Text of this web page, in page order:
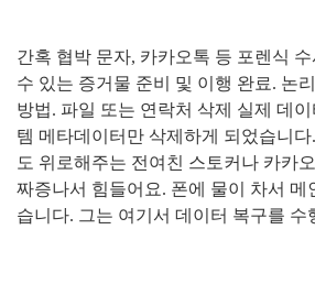
간혹 협박 문자, 카카오톡 등 포렌식
수 있는 증거물 준비 및 이행 완료. 논
방법. 파일 또는 연락처 삭제 실제 데
템 메타데이터만 삭제하게 되었습니다.
도 위로해주는 전여친 스토커나 카카
짜증나서 힘들어요. 폰에 물이 차서 메
습니다. 그는 여기서 데이터 복구를